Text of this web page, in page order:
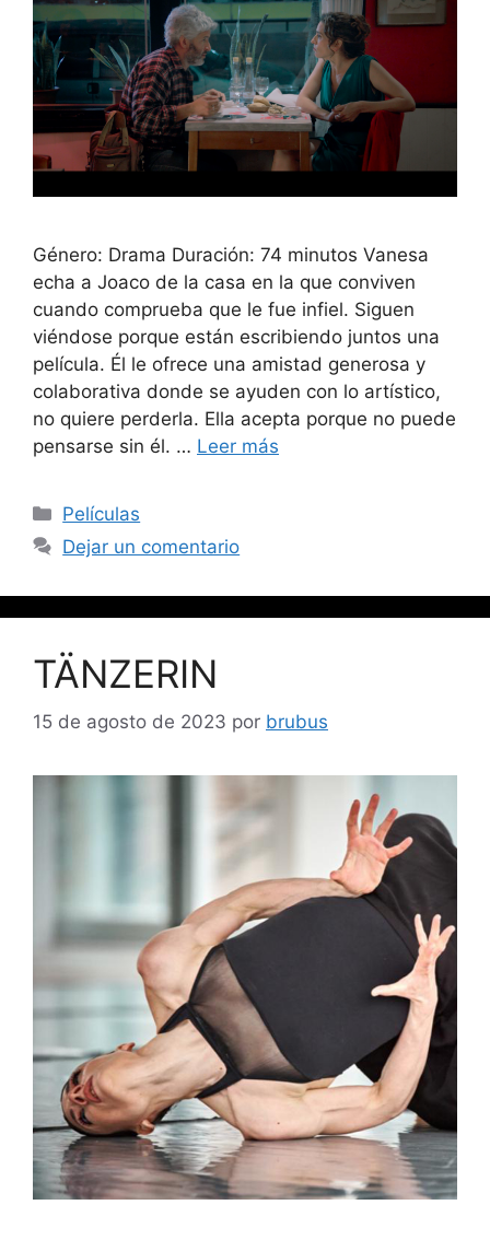
Género: Drama Duración: 74 minutos Vanesa
echa a Joaco de la casa en la que conviven
cuando comprueba que le fue infiel. Siguen
viéndose porque están escribiendo juntos una
película. Él le ofrece una amistad generosa y
colaborativa donde se ayuden con lo artístico,
no quiere perderla. Ella acepta porque no puede
pensarse sin él. … Leer más
Películas
Dejar un comentario
TÄNZERIN
15 de agosto de 2023 por brubus